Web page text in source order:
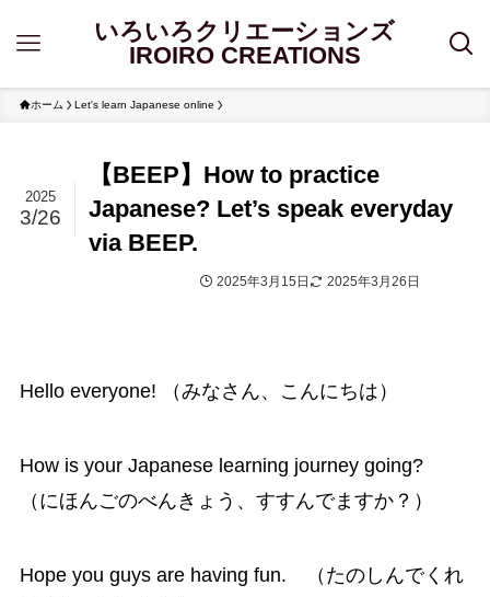
いろいろクリエーションズ
IROIRO CREATIONS
ホーム Let's learn Japanese online
【BEEP】How to practice
Japanese? Let’s speak everyday
via BEEP.
2025
3/26
2025年3月15日 2025年3月26日
Hello everyone! （みなさん、こんにちは）
How is your Japanese learning journey going?
（にほんごのべんきょう、すすんでますか？）
Hope you guys are having fun. （たのしんでくれ